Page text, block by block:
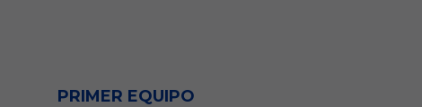
PRIMER EQUIPO